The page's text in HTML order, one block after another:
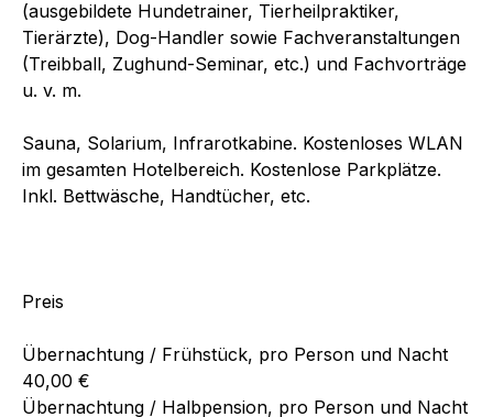
(ausgebildete Hundetrainer, Tierheilpraktiker,
Tierärzte), Dog-Handler sowie Fachveranstaltungen
(Treibball, Zughund-Seminar, etc.) und Fachvorträge
u. v. m.
Sauna, Solarium, Infrarotkabine. Kostenloses WLAN
im gesamten Hotelbereich. Kostenlose Parkplätze.
Inkl. Bettwäsche, Handtücher, etc.
Preis
Übernachtung / Frühstück, pro Person und Nacht
40,00 €
Übernachtung / Halbpension, pro Person und Nacht